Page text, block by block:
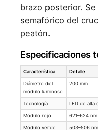
brazo posterior.
semafórico del
peatón.
Especificaciones
Característica Detalle
Diámetro del
módulo luminoso
200 mm
Tecnología LED de alta
Módulo rojo 621–624
Módulo verde 503–506 nm